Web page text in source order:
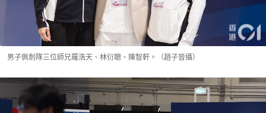
男子佩劍隊三位師兄羅浩天、林衍聰、陳智軒。（趙子晉攝）